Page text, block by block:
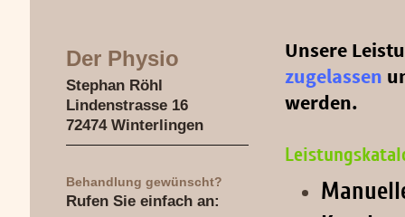
Unsere
zugelassen
werden .
Der Physio
Stephan Röhl
Lindenstrasse 16
72474 Winterlingen
Behandlung gewünscht?
Rufen Sie einfach an: